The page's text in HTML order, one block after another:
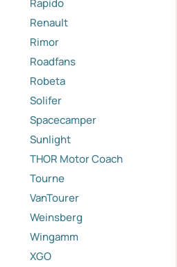
Renault
Rimor
Roadfans
Robeta
Solifer
Spacecamper
Sunlight
THOR Motor Coach
Tourne
VanTourer
Weinsberg
Wingamm
XGO